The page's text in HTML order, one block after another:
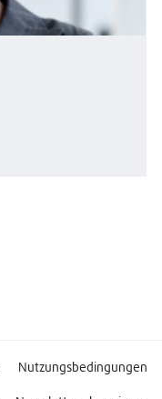
Nutzungsbedingungen